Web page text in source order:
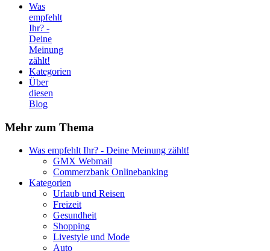
Was
empfehlt
Ihr? -
Deine
Meinung
zählt!
Kategorien
Über
diesen
Blog
Mehr zum Thema
Was empfehlt Ihr? - Deine Meinung zählt!
GMX Webmail
Commerzbank Onlinebanking
Kategorien
Urlaub und Reisen
Freizeit
Gesundheit
Shopping
Livestyle und Mode
Auto